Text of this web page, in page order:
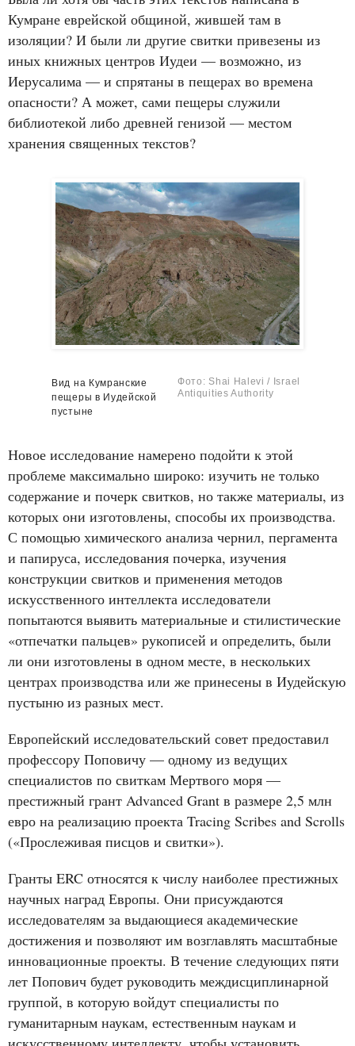
Кумране еврейской общиной, жившей там в
изоляции? И были ли другие свитки привезены из
иных книжных центров Иудеи — возможно, из
Иерусалима — и спрятаны в пещерах во времена
опасности? А может, сами пещеры служили
библиотекой либо древней генизой — местом
хранения священных текстов?
Вид на Кумранские
пещеры в Иудейской
пустыне
Фото: Shai Halevi / Israel
Antiquities Authority
Новое исследование намерено подойти к этой
проблеме максимально широко: изучить не только
содержание и почерк свитков, но также материалы, из
которых они изготовлены, способы их производства.
С помощью химического анализа чернил, пергамента
и папируса, исследования почерка, изучения
конструкции свитков и применения методов
искусственного интеллекта исследователи
попытаются выявить материальные и стилистические
«отпечатки пальцев» рукописей и определить, были
ли они изготовлены в одном месте, в нескольких
центрах производства или же принесены в Иудейскую
пустыню из разных мест.
Европейский исследовательский совет предоставил
профессору Поповичу — одному из ведущих
специалистов по свиткам Мертвого моря —
престижный грант Advanced Grant в размере 2,5 млн
евро на реализацию проекта Tracing Scribes and Scrolls
(«Прослеживая писцов и свитки»).
Гранты ERC относятся к числу наиболее престижных
научных наград Европы. Они присуждаются
исследователям за выдающиеся академические
достижения и позволяют им возглавлять масштабные
инновационные проекты. В течение следующих пяти
лет Попович будет руководить междисциплинарной
группой, в которую войдут специалисты по
гуманитарным наукам, естественным наукам и